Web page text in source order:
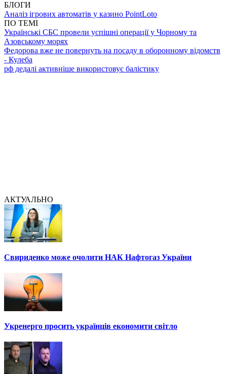
БЛОГИ
Аналіз ігрових автоматів у казино PointLoto
ПО ТЕМІ
Українські СБС провели успішні операції у Чорному та
Азовському морях
Федорова вже не повернуть на посаду в оборонному відомств
- Кулеба
рф дедалі активніше використовує балістику
АКТУАЛЬНО
Свириденко може очолити НАК Нафтогаз України
Укренерго просить українців економити світло